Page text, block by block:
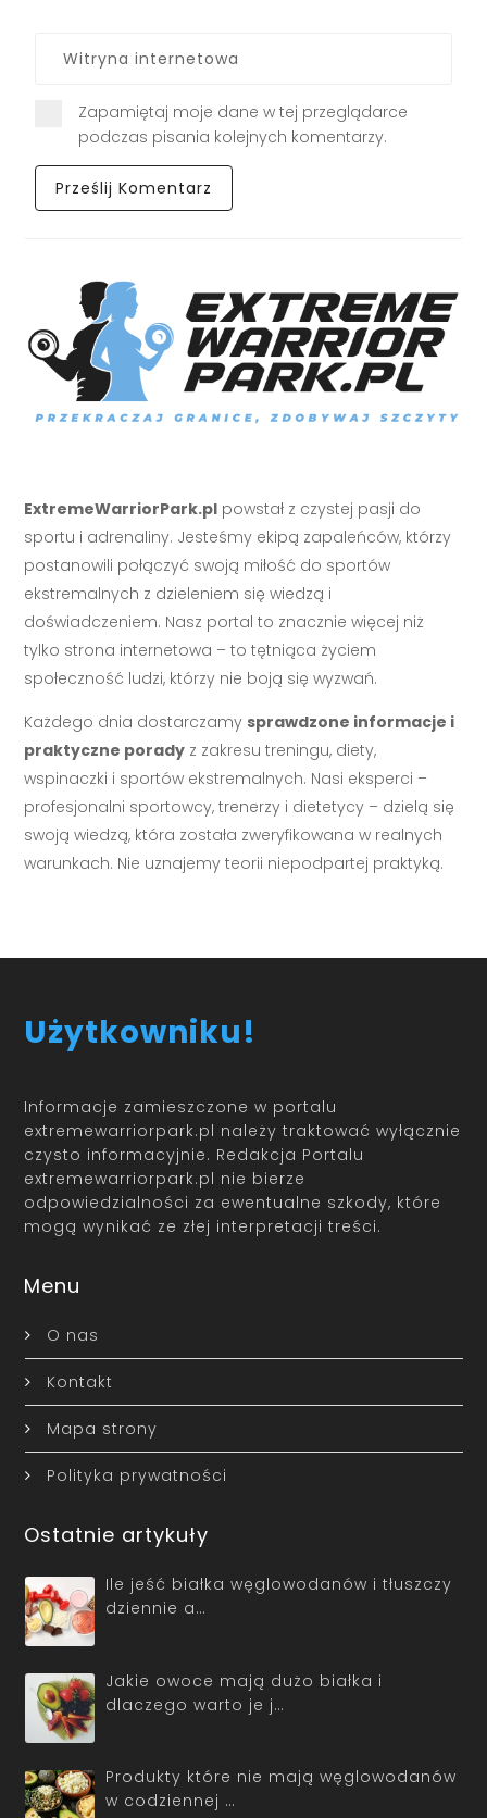
Zapamiętaj moje dane w tej przeglądarce
podczas pisania kolejnych komentarzy.
ExtremeWarriorPark.pl powstał z czystej pasji do
sportu i adrenaliny. Jesteśmy ekipą zapaleńców, którzy
postanowili połączyć swoją miłość do sportów
ekstremalnych z dzieleniem się wiedzą i
doświadczeniem. Nasz portal to znacznie więcej niż
tylko strona internetowa – to tętniąca życiem
społeczność ludzi, którzy nie boją się wyzwań.
Każdego dnia dostarczamy sprawdzone informacje i
praktyczne porady z zakresu treningu, diety,
wspinaczki i sportów ekstremalnych. Nasi eksperci –
profesjonalni sportowcy, trenerzy i dietetycy – dzielą się
swoją wiedzą, która została zweryfikowana w realnych
warunkach. Nie uznajemy teorii niepodpartej praktyką.
Użytkowniku!
Informacje zamieszczone w portalu
extremewarriorpark.pl należy traktować wyłącznie
czysto informacyjnie. Redakcja Portalu
extremewarriorpark.pl nie bierze
odpowiedzialności za ewentualne szkody, które
mogą wynikać ze złej interpretacji treści.
Menu
O nas
Kontakt
Mapa strony
Polityka prywatności
Ostatnie artykuły
Ile jeść białka węglowodanów i tłuszczy
dziennie a…
Jakie owoce mają dużo białka i
dlaczego warto je j…
Produkty które nie mają węglowodanów
w codziennej …